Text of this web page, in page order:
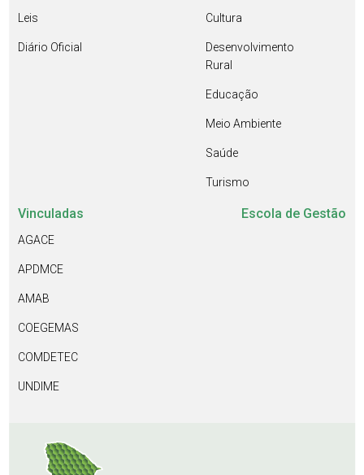
Leis
Diário Oficial
Cultura
Desenvolvimento
Rural
Educação
Meio Ambiente
Saúde
Turismo
Vinculadas
AGACE
APDMCE
AMAB
COEGEMAS
COMDETEC
UNDIME
Escola de Gestão